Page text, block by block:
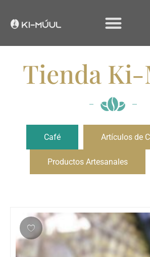
Tienda
Café Artículos de
Productos Artesanales